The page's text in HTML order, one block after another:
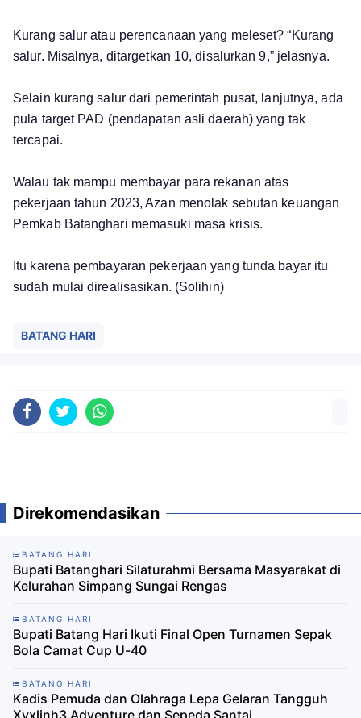
Kurang salur atau perencanaan yang meleset? “Kurang
salur. Misalnya, ditargetkan 10, disalurkan 9,” jelasnya.
Selain kurang salur dari pemerintah pusat, lanjutnya, ada
pula target PAD (pendapatan asli daerah) yang tak
tercapai.
Walau tak mampu membayar para rekanan atas
pekerjaan tahun 2023, Azan menolak sebutan keuangan
Pemkab Batanghari memasuki masa krisis.
Itu karena pembayaran pekerjaan yang tunda bayar itu
sudah mulai direalisasikan. (Solihin)
BATANG HARI
Direkomendasikan
BATANG HARI
Bupati Batanghari Silaturahmi Bersama Masyarakat di
Kelurahan Simpang Sungai Rengas
BATANG HARI
Bupati Batang Hari Ikuti Final Open Turnamen Sepak
Bola Camat Cup U-40
BATANG HARI
Kadis Pemuda dan Olahraga Lepa Gelaran Tangguh